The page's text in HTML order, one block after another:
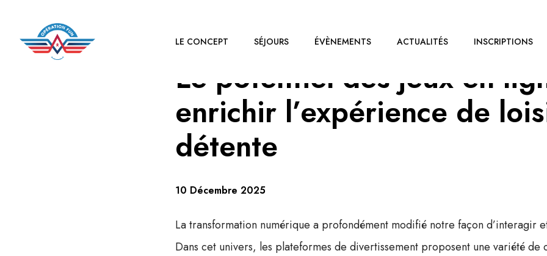
LE CONCEPT SÉJOURS ÉVÈNEMENTS ACTUALITÉS INSCRIPTIONS
Le potentiel des jeux en
enrichir l’expérience de
détente
10 Décembre 2025
La transformation numérique a profondément modifié notre façon d’interagir
Dans cet univers, les plateformes de divertissement proposent une variété de